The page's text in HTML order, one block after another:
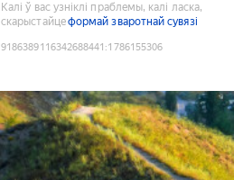
Калі ў вас узніклі праблемы, калі ласка,
скарыстайцеформай зваротнай сувязі
9186389116342688441 :1786155306